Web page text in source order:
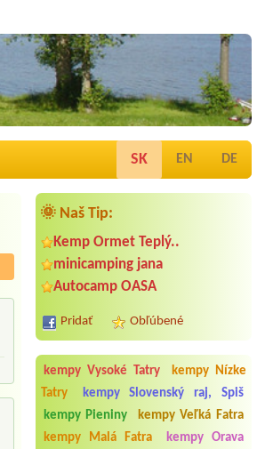
SK EN DE
🌞 Naš Tip:
Kemp Ormet Teplý..
minicamping jana
Autocamp OASA
Pridať Obľúbené
kempy Vysoké Tatry
kempy Nízke
Tatry
kempy Slovenský raj, Spiš
kempy Pieniny
kempy Veľká Fatra
kempy Malá Fatra
kempy Orava